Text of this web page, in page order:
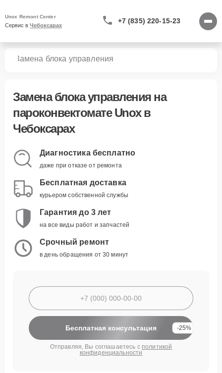
Unox Remont Center
Сервис в Чебоксарах
+7 (835) 220-15-23
Замена блока управления
Замена блока управленияна
пароконвектомате Unox в
Чебоксарах
Диагностика бесплатно
даже при отказе от ремонта
Бесплатная доставка
курьером собственной службы
Гарантия до 3 лет
на все виды работ и запчастей
Срочный ремонт
в день обращения от 30 минут
Бесплатная консультация -25%
Отправляя, Вы соглашаетесь с политикой
конфиденциальности